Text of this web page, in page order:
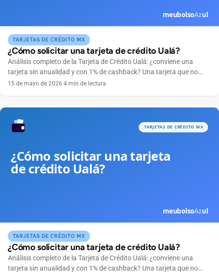
TARJETAS DE CRÉDITO MX
¿Cómo solicitar una tarjeta de crédito Ualá?
Análisis completo de la Tarjeta de Crédito Ualá: ¿conviene una
tarjeta sin anualidad y con 1% de cashback? Una tarjeta que no
cobra anualidad, se maneja por completo desde el celular y
15 de mayo de 2026·4 min de lectura
TARJETAS DE CRÉDITO MX
¿Cómo solicitar una tarjeta de crédito Ualá?
Análisis completo de la Tarjeta de Crédito Ualá: ¿conviene una
tarjeta sin anualidad y con 1% de cashback? Una tarjeta que no